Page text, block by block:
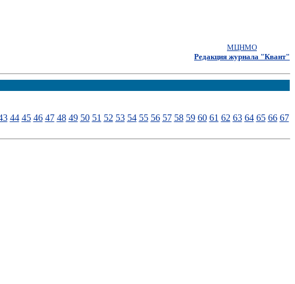
МЦНМО
Редакция журнала "Квант"
44 45 46 47 48 49 50 51 52 53 54 55 56 57 58 59 60 61 62 63 64 65 66 67